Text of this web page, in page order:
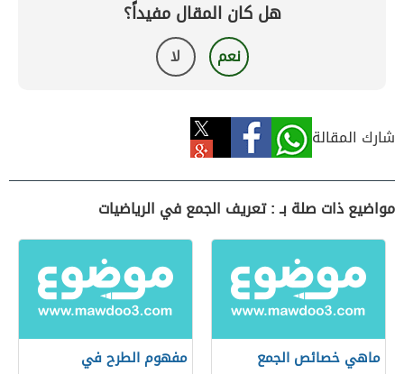
هل كان المقال مفيداً؟
نعم لا
شارك المقالة
مواضيع ذات صلة بـ : تعريف الجمع في الرياضيات
ماهي خصائص الجمع
مفهوم الطرح في